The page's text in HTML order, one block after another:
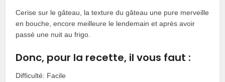
Cerise sur le gâteau, la texture du gâteau une pure merveille
en bouche, encore meilleure le lendemain et après avoir
passé une nuit au frigo.
Donc, pour la recette, il vous faut :
Difficulté: Facile